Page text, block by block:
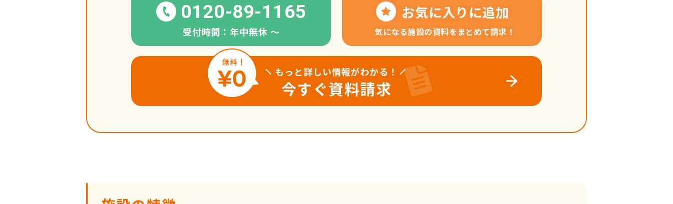
0120-89-1165
受付時間：年中無休 〜
お気に入りに追加
気になる施設の資料をまとめて請求！
もっと詳しい情報がわかる！
今すぐ資料請求